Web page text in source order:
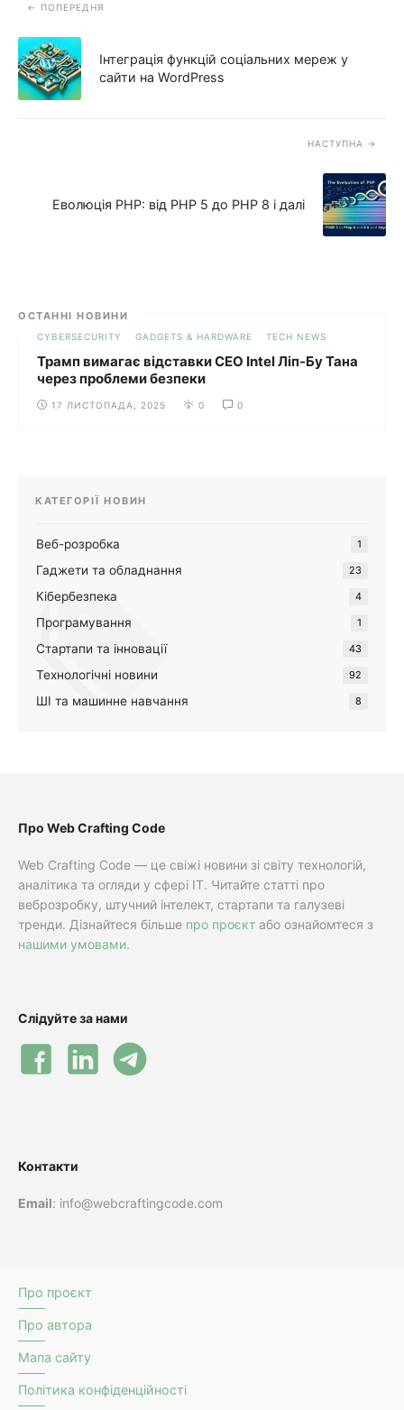
ПОПЕРЕДНЯ
Інтеграція функцій соціальних мереж у
сайти на WordPress
НАСТУПНА
Еволюція PHP: від PHP 5 до PHP 8 і далі
ОСТАННІ НОВИНИ
CYBERSECURITY GADGETS & HARDWARE TECH NEWS
Трамп вимагає відставки CEO Intel Ліп-Бу Тана
через проблеми безпеки
17 ЛИСТОПАДА, 2025 0 0
КАТЕГОРІЇ НОВИН
Веб-розробка 1
Гаджети та обладнання 23
Кібербезпека 4
Програмування 1
Стартапи та інновації 43
Технологічні новини 92
ШІ та машинне навчання 8
Про Web Crafting Code
Web Crafting Code — це свіжі новини зі світу технологій,
аналітика та огляди у сфері IT. Читайте статті про
веброзробку, штучний інтелект, стартапи та галузеві
тренди. Дізнайтеся більше про проєкт або ознайомтеся з
нашими умовами.
Слідуйте за нами
Контакти
Email: info@webcraftingcode.com
Про проєкт
Про автора
Мапа сайту
Політика конфіденційності